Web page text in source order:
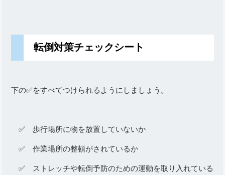
転倒対策チェックシート
下の✅をすべてつけられるようにしましょう。
✅ 歩行場所に物を放置していないか
✅ 作業場所の整頓がされているか
✅ ストレッチや転倒予防のための運動を取り入れている